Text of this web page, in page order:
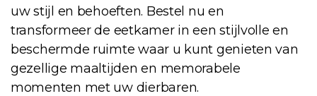
uw stijl en behoeften. Bestel nu en
transformeer de eetkamer in een stijlvolle en
beschermde ruimte waar u kunt genieten van
gezellige maaltijden en memorabele
momenten met uw dierbaren.